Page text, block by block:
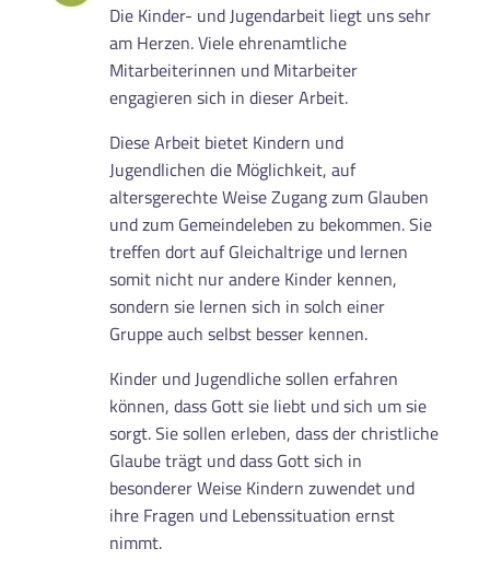
Die Kinder- und Jugendarbeit liegt uns sehr
am Herzen. Viele ehrenamtliche
Mitarbeiterinnen und Mitarbeiter
engagieren sich in dieser Arbeit.
Diese Arbeit bietet Kindern und
Jugendlichen die Möglichkeit, auf
altersgerechte Weise Zugang zum Glauben
und zum Gemeindeleben zu bekommen. Sie
treffen dort auf Gleichaltrige und lernen
somit nicht nur andere Kinder kennen,
sondern sie lernen sich in solch einer
Gruppe auch selbst besser kennen.
Kinder und Jugendliche sollen erfahren
können, dass Gott sie liebt und sich um sie
sorgt. Sie sollen erleben, dass der christliche
Glaube trägt und dass Gott sich in
besonderer Weise Kindern zuwendet und
ihre Fragen und Lebenssituation ernst
nimmt.